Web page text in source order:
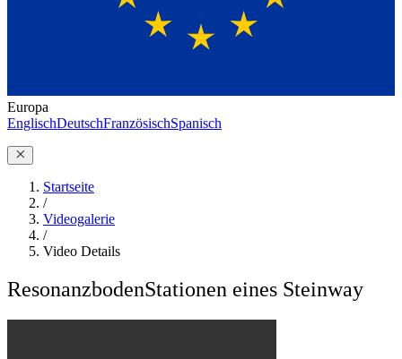
Europa
EnglischDeutschFranzösischSpanisch
Startseite
/
Videogalerie
/
Video Details
ResonanzbodenStationen eines Steinway